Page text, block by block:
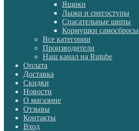
Ящики
Лыжи и снегоступы
Спасательные шипы
Кормушки самосбросы
Все категории
Производители
Наш канал на Rutube
Оплата
Доставка
Скидки
Новости
О магазине
Отзывы
Контакты
Вход